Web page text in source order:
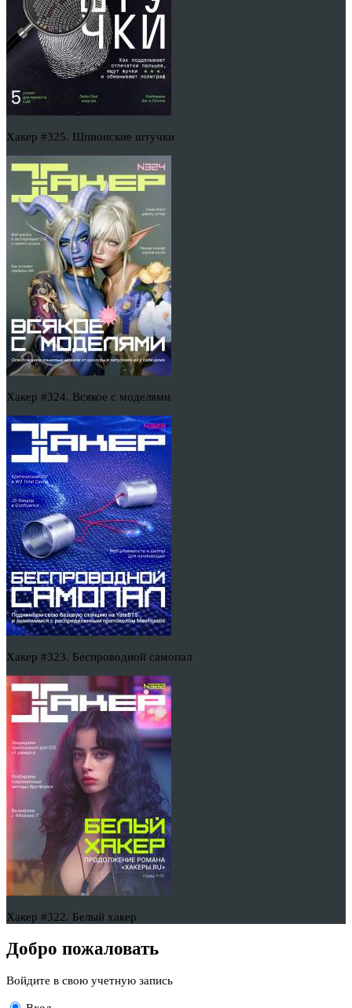
Хакер #325. Шпионские штучки
Хакер #324. Всякое с моделями
Хакер #323. Беспроводной самопал
Хакер #322. Белый хакер
Добро пожаловать
Войдите в свою учетную запись